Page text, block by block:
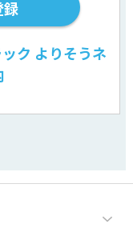
録
ク よりそうネ